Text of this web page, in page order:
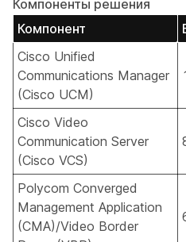
Компоненты решения
Компонент
Cisco Unified
Communications Manager
(Cisco UCM)
Cisco Video
Communication Server
(Cisco VCS)
Polycom Converged
Management Application
(CMA)/Video Border